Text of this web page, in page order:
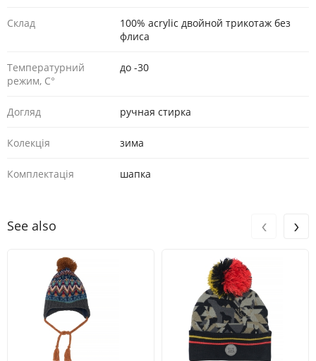
Склад
100% acrylic двойной трикотаж без
флиса
Температурний
режим, С°
до -30
Догляд ручная стирка
Колекція зима
Комплектація шапка
See also ‹ ›